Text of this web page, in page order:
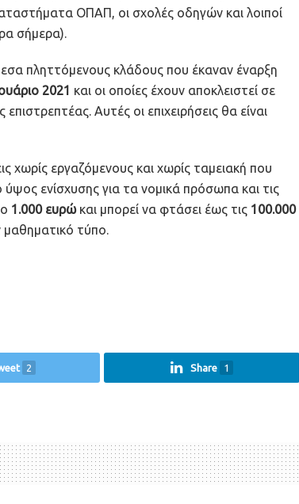
ΟΠΑΠ, οι σχολές οδηγών και λοιποί
σήμερα).
πληττόμενους κλάδους που έκαναν έναρξη
2021 και οι οποίες έχουν αποκλειστεί σε
Αυτές οι επιχειρήσεις θα είναι
χωρίς εργαζόμενους και χωρίς ταμειακή που
ενίσχυσης για τα νομικά πρόσωπα και τις
1.000 ευρώ και μπορεί να φτάσει έως τις 100.000
τύπο.
2 Share 1